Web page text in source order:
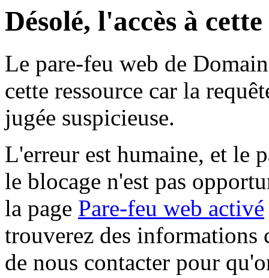
Désolé, l'accès à
Le pare-feu web de
cette ressource car la
jugée suspicieuse.
L'erreur est humaine, et le
le blocage n'est pas
la page Pare-feu web activé
trouverez des informations
de nous contacter pour